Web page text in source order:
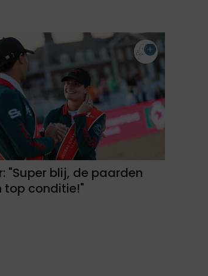
"Super blij, de paarden
top conditie!"